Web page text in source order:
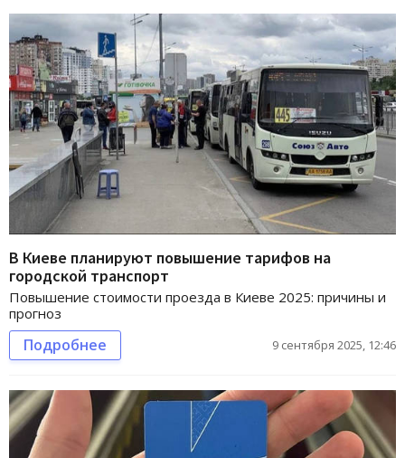
В Киеве планируют повышение тарифов на
городской транспорт
Повышение стоимости проезда в Киеве 2025: причины и
прогноз
Подробнее 9 сентября 2025, 12:46